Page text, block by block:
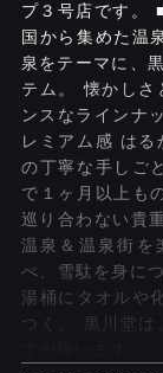
プ３号店です。
国から集めた温
泉をテーマに、
テム。 懐かしさ
ンスなラインナ
レミアム感 はる
の丁寧な手しご
で１ヶ月以上も
巡り合わない貴
温泉＆温泉街を
ぺ、雪駄を身に
湯桶にタオルや
つく。 黒川堂は